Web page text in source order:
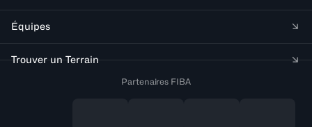
Équipes
Trouver un Terrain
Partenaires FIBA